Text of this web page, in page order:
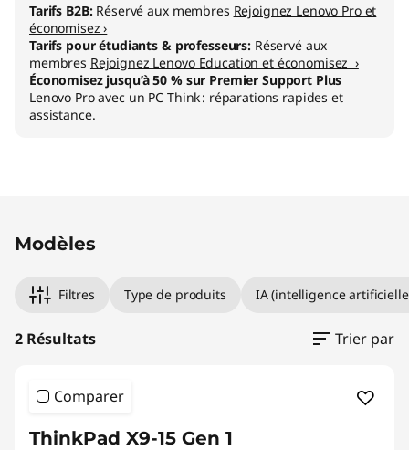
Tarifs B2B: Réservé aux membres Rejoignez Lenovo Pro et
économisez ›
Tarifs pour étudiants & professeurs: Réservé aux
membres Rejoignez Lenovo Education et économisez ›
Économisez jusqu’à 50 % sur Premier Support Plus
Lenovo Pro avec un PC Think : réparations rapides et
assistance.
Modèles
Filtres Type de produits IA (intelligence
2 Résultats Trier par
Comparer
ThinkPad X9-15 Gen 1